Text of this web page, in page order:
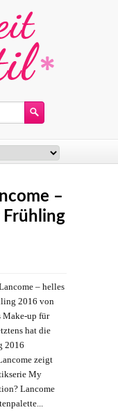
–
Frühling
– helles
2016 von
Make-up für
hat die
2016
zeigt
My
Lancome